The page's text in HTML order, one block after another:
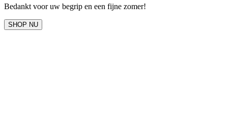
Bedankt voor uw begrip en een fijne zomer!
SHOP NU